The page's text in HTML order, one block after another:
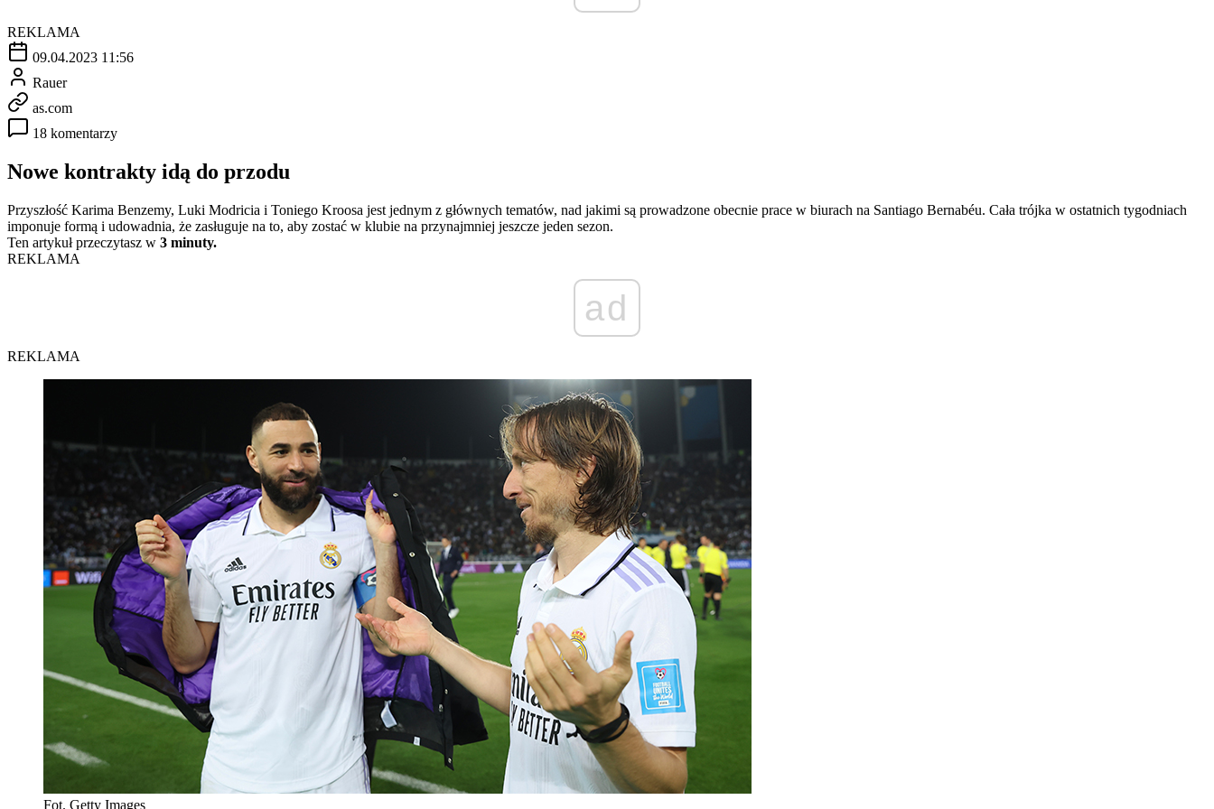
REKLAMA
09.04.2023 11:56
Rauer
as.com
18 komentarzy
Nowe kontrakty idą do przodu
Przyszłość Karima Benzemy, Luki Modricia i Toniego Kroosa jest jednym z głównych tematów, nad jakimi są prowadzone obecnie prace w biurach na Santiago Bernabéu. Cała trójka w ostatnich tygodniach
imponuje formą i udowadnia, że zasługuje na to, aby zostać w klubie na przynajmniej jeszcze jeden sezon.
Ten artykuł przeczytasz w 3 minuty.
REKLAMA
ad
REKLAMA
Fot. Getty Images